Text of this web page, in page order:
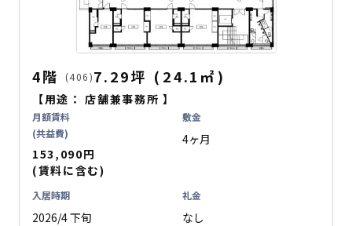
4階 (406)7.29坪 ( 24.1 ㎡ )
【用途：店舗兼事務所 】
月額賃料
(共益費)
153,090円
(賃料に含む)
敷金
4ヶ月
入居時期
2026/4 下旬
礼金
なし